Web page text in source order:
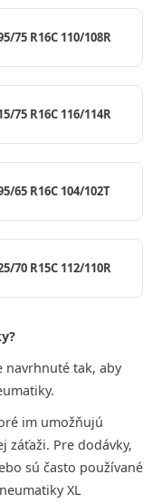
75 R16C 110/108R
75 R16C 116/114R
65 R16C 104/102T
70 R15C 112/110R
navrhnuté tak, aby
im umožňujú
záťaži. Pre dodávky,
sú často používané
XL